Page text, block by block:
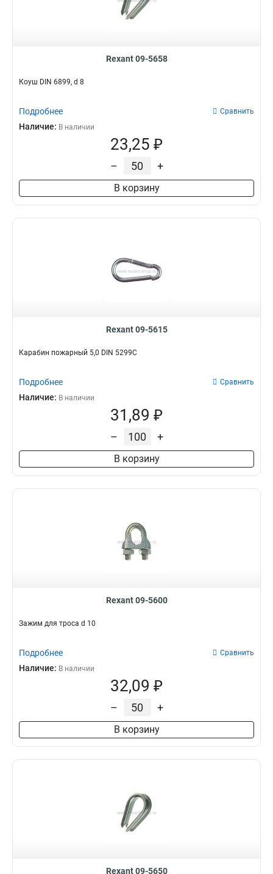
Rexant 09-5658
Коуш DIN 6899, d 8
Подробнее Сравнить
Наличие: В наличии
23,25 ₽
– +
В корзину
Rexant 09-5615
Карабин пожарный 5,0 DIN 5299С
Подробнее Сравнить
Наличие: В наличии
31,89 ₽
– +
В корзину
Rexant 09-5600
Зажим для троса d 10
Подробнее Сравнить
Наличие: В наличии
32,09 ₽
– +
В корзину
Rexant 09-5650